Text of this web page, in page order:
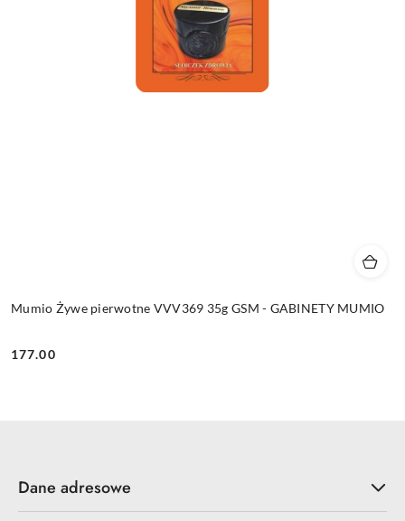
Mumio Żywe pierwotne VVV369 35g GSM - GABINETY MUMIO
Cena:
177.00
Dane adresowe